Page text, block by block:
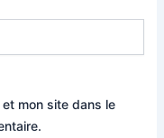
mon site dans le